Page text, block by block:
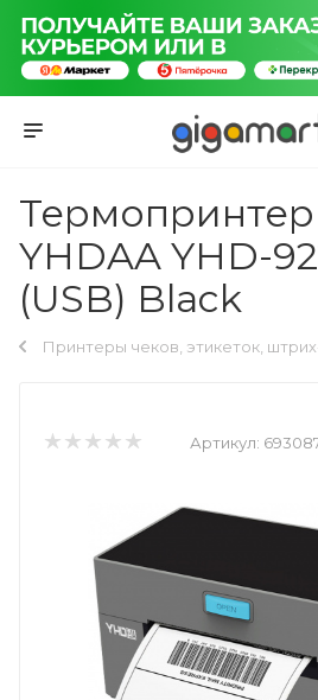
Термопринтер
YHDAA YHD-
(USB) Black
Принтеры чеков, этикеток,
Артикул: